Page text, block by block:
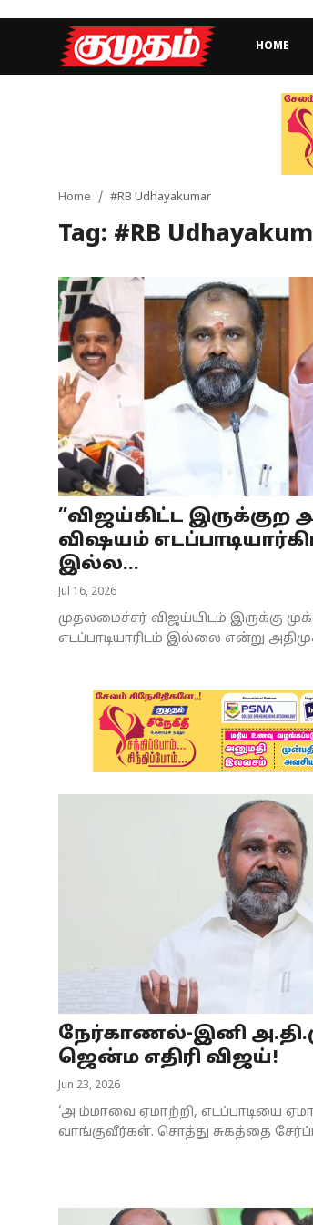
HOME
Games
Videos
Health
Special Story
Business
Tamilnadu
National
Astrology
Home #RB Udhayakumar
Tag: #RB
”விஜய்கிட்ட இருக்குற
விஷயம்
இல்ல...
Jul 16, 2026
முதலமைச்சர் விஜய்யிடம் இருக்கு
எடப்பாடியாரிடம் இல்லை என்று
நேர்காணல்-இனி
ஜென்ம எதிரி விஜய்!
Jun 23, 2026
‘அ ம்மாவை ஏமாற்றி, எடப்பாடியை
வாங்குவீர்கள். சொத்து சுகத்தை